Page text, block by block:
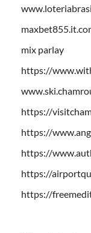
mix parlay
https://
https://
https://
https://
https://
https://